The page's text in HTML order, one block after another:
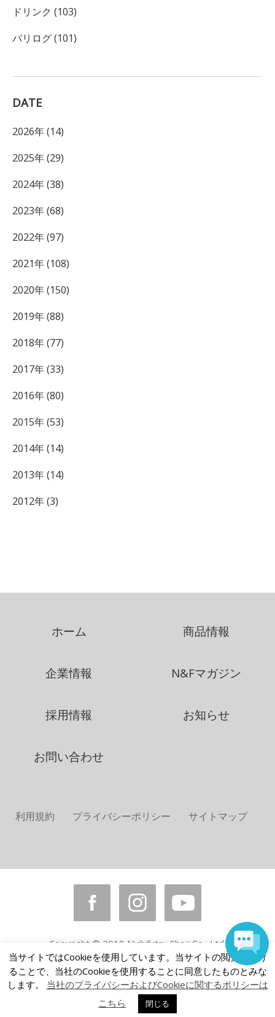
ドリンク (103)
パリログ (101)
DATE
2026年 (14)
2025年 (29)
2024年 (38)
2023年 (68)
2022年 (97)
2021年 (108)
2020年 (150)
2019年 (88)
2018年 (77)
2017年 (33)
2016年 (80)
2015年 (53)
2014年 (14)
2013年 (14)
2012年 (3)
ホーム 商品情報
企業情報 N&Fマガジン
採用情報 お知らせ
お問い合わせ
利用規約 プライバシーポリシー サイトマップ
Copyright © 2018 Nichifutsu Shoji Co., Ltd.
All rights reserved.
当サイトではCookieを使用しています。当サイトの閲覧を続け
ることで、当社のCookieを使用することに同意したものとみな
します。 当社のプライバシーおよびCookieに関するポリシーは
こちら
閉じる